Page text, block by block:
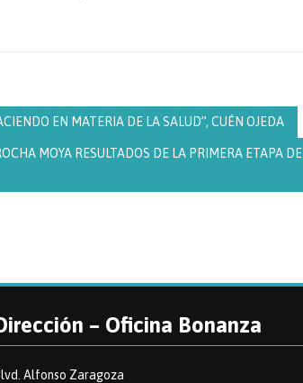
EN MATERIA DE LA SALUD”, CUÉN OJEDA
MOYA RESULTADOS DE LA PRIMERA ETAPA DE
– Oficina Bonanza
Alfonso Zaragoza